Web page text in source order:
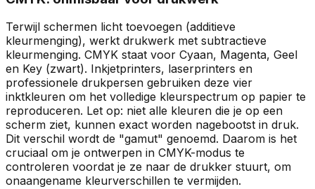
Terwijl schermen licht toevoegen (additieve
kleurmenging), werkt drukwerk met subtractieve
kleurmenging. CMYK staat voor Cyaan, Magenta, Geel
en Key (zwart). Inkjetprinters, laserprinters en
professionele drukpersen gebruiken deze vier
inktkleuren om het volledige kleurspectrum op papier te
reproduceren. Let op: niet alle kleuren die je op een
scherm ziet, kunnen exact worden nagebootst in druk.
Dit verschil wordt de "gamut" genoemd. Daarom is het
cruciaal om je ontwerpen in CMYK-modus te
controleren voordat je ze naar de drukker stuurt, om
onaangename kleurverschillen te vermijden.